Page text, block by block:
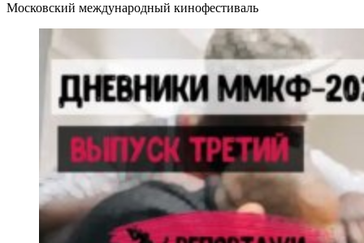
Московский международный кинофестиваль